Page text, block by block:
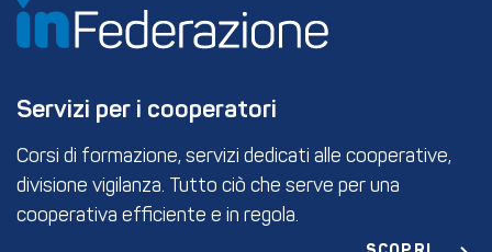
Servizi per i cooperatori
Corsi di formazione, servizi dedicati alle cooperative,
divisione vigilanza. Tutto ciò che serve per una
cooperativa efficiente e in regola.